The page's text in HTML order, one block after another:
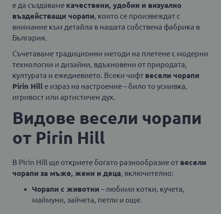
е да създаваме качествени, удобни и визуално
въздействащи чорапи, които се произвеждат с
внимание към детайла в нашата собствена фабрика в
България.
Съчетаваме традиционни методи на плетене с модерни
технологии и дизайни, вдъхновени от природата,
културата и ежедневието. Всеки чифт весели чорапи
Pirin Hill е израз на настроение – било то усмивка,
игривост или артистичен дух.
Видове весели чорапи
от Pirin Hill
В Pirin Hill ще откриете богато разнообразие от весели
чорапи за мъже, жени и деца, включително:
Чорапи с животни– любими котки, кучета,
маймуни, зайчета, петли и още.